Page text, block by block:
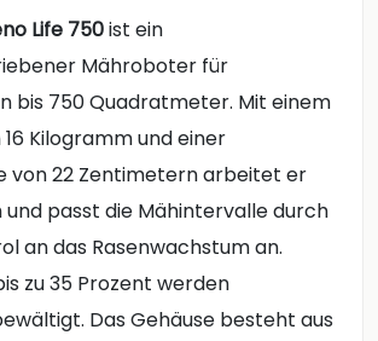
Life 750ist ein
Mähroboter für
bis 750 Quadratmeter. Mit einem
Kilogramm und einer
von 22 Zentimetern arbeitet er
passt die Mähintervalle durch
an das Rasenwachstum an.
zu 35 Prozent werden
Das Gehäuse besteht aus